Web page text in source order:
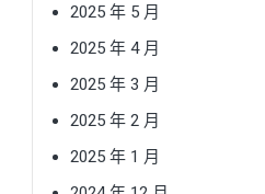
2025 年 5 月
2025 年 4 月
2025 年 3 月
2025 年 2 月
2025 年 1 月